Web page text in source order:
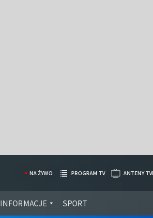
INFORMACJE SPORT
NA ŻYWO PROGRAM TV ANTENY